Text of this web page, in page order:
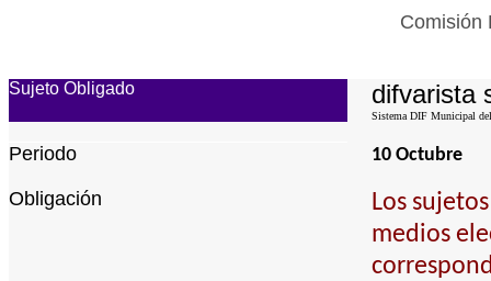
Comisión
Sujeto Obligado difvarista
Sistema DIF Municipal
Periodo 10 Octubre
Obligación
Los
medios